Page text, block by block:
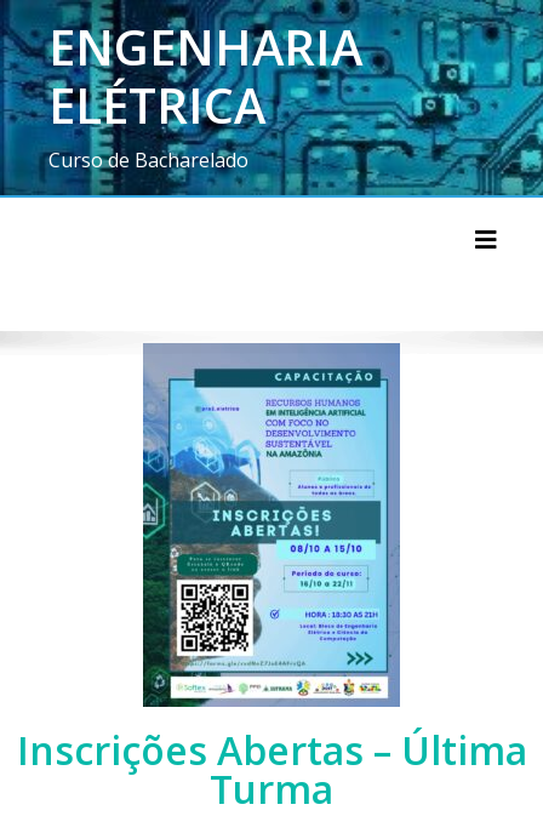
ENGENHARIA
ELÉTRICA
Curso de Bacharelado
Inscrições Abertas – Última
Turma